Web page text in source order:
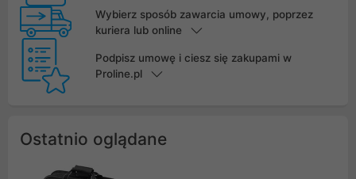
Wybierz sposób zawarcia umowy, poprzez
kuriera lub online
Podpisz umowę i ciesz się zakupami w
Proline.pl
Ostatnio oglądane